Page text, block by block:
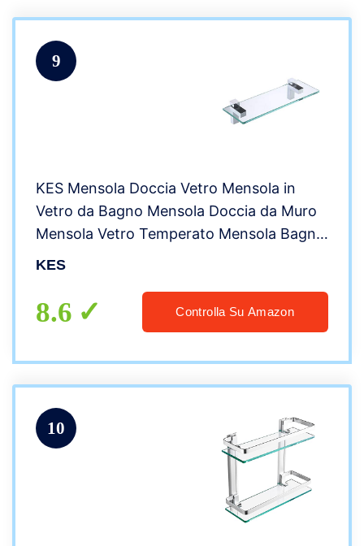
9
KES Mensola Doccia Vetro Mensola in
Vetro da Bagno Mensola Doccia da Muro
Mensola Vetro Temperato Mensola Bagno
Vetro con Staffe Ripiano Cromato,
KES
8.6 Controlla Su Amazon
10